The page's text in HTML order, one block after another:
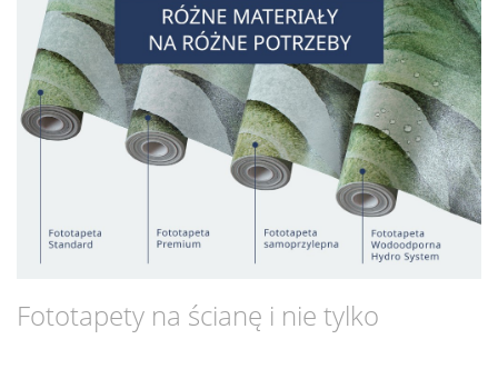
Fototapety na ścianę i nie tylko